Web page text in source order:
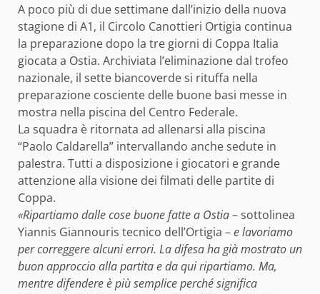
A poco più di due settimane dall’inizio della nuova
stagione di A1, il Circolo Canottieri Ortigia continua
la preparazione dopo la tre giorni di Coppa Italia
giocata a Ostia. Archiviata l’eliminazione dal trofeo
nazionale, il sette biancoverde si rituffa nella
preparazione cosciente delle buone basi messe in
mostra nella piscina del Centro Federale.
La squadra è ritornata ad allenarsi alla piscina
“Paolo Caldarella” intervallando anche sedute in
palestra. Tutti a disposizione i giocatori e grande
attenzione alla visione dei filmati delle partite di
Coppa.
«Ripartiamo dalle cose buone fatte a Ostia– sottolinea
Yiannis Giannouris tecnico dell’Ortigia –e lavoriamo
per correggere alcuni errori. La difesa ha già mostrato un
buon approccio alla partita e da qui ripartiamo. Ma,
mentre difendere è più semplice perché significa